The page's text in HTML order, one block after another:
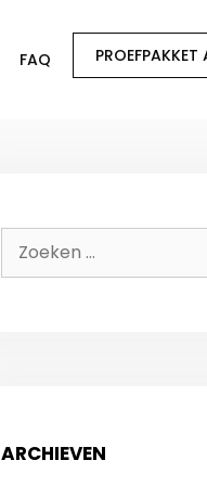
FAQ
Zoeken
naar:
ARCHIEVEN